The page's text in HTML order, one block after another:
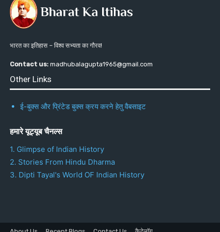
भारत का इतिहास – विश्व सभ्यता का गौरव!
Contact us: madhubalagupta1965@gmail.com
Other Links
ई-बुक्स और प्रिंटेड बुक्स क्रय करने हेतु वैबसाइट
हमारे यूट्यूब चैनल्स
1. Glimpse of Indian History
2. Stories From Hindu Dharma
3. Dipti Tayal's World OF Indian History